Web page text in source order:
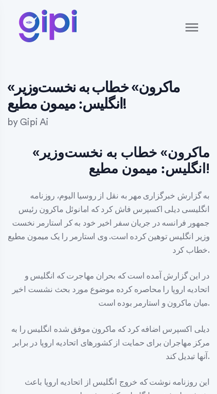
«ماکرون» خطاب به نخست‌وزیر
انگلیس: میمون مطیع!
by Gipi Ai
«ماکرون» خطاب به نخست‌وزیر
انگلیس: میمون مطیع!
به گزارش خبرگزاری مهر به نقل از روسیا الیوم، روزنامه
انگلیسی دیلی اکسپرس فاش کرد که امانوئل ماکرون رئیس
جمهور فرانسه در جریان سفر اخیر خود به کر استارمر نخست
وزیر انگلیس توهین کرده است. وی استارمر را یک میمون مطیع
خطاب کرد.
در این گزارش آمده است که بحران مهاجرت که انگلیس و
اتحادیه اروپا را محاصره کرده موضوع مورد بحث نشست اخیر
میان ماکرون و استارمر بوده است.
دیلی اکسپرس اضافه کرد که ماکرون موفق شده انگلیس را به
مرکز مهاجران برای حمایت از کشورهای اتحادیه اروپا در برابر
آنها تبدیل کند.
این روزنامه نوشت که خروج انگلیس از اتحادیه اروپا باعث